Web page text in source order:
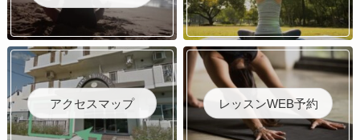
アクセスマップ レッスンWEB予約